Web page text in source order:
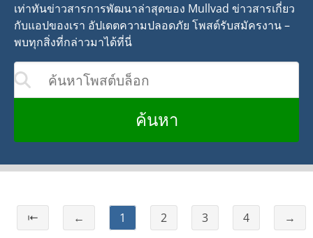
เท่าทันข่าวสารการพัฒนาล่าสุดของ Mullvad ข่าวสารเกี่ยว
กับแอปของเรา อัปเดตความปลอดภัย โพสต์รับสมัครงาน –
พบทุกสิ่งที่กล่าวมาได้ที่นี่
ค้นหาโพสต์บล็อก
ปเดตในขณะที่คุณพิมพ์
ค้นหา
⇤ ← 1 2 3 4 →